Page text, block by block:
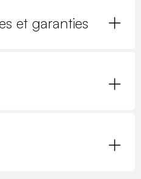
et garanties